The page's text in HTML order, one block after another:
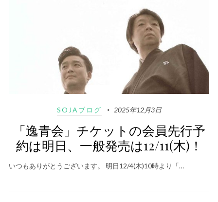
SOJAブログ 2025年12月3日
「逸青会」チケットの会員先行予
約は明日、一般発売は12/11(木)！
いつもありがとうございます。 明日12/4(木)10時より「…